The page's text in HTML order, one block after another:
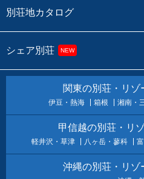
別荘地カタログ
シェア別荘 NEW
関東の別荘・リゾ
伊豆・熱海 箱根 湘南・
甲信越の別荘・リ
軽井沢・草津 八ヶ岳・蓼科
沖縄の別荘・リゾ